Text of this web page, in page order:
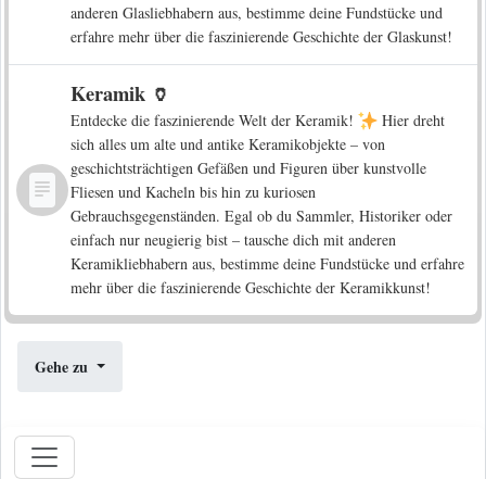
anderen Glasliebhabern aus, bestimme deine Fundstücke und
erfahre mehr über die faszinierende Geschichte der Glaskunst!
Keramik 🏺
Entdecke die faszinierende Welt der Keramik!
Hier dreht
sich alles um alte und antike Keramikobjekte – von
geschichtsträchtigen Gefäßen und Figuren über kunstvolle
Fliesen und Kacheln bis hin zu kuriosen
Gebrauchsgegenständen. Egal ob du Sammler, Historiker oder
einfach nur neugierig bist – tausche dich mit anderen
Keramikliebhabern aus, bestimme deine Fundstücke und erfahre
mehr über die faszinierende Geschichte der Keramikkunst!
Gehe zu